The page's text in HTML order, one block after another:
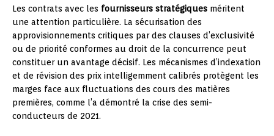
Les contrats avec les fournisseurs stratégiques méritent
une attention particulière. La sécurisation des
approvisionnements critiques par des clauses d’exclusivité
ou de priorité conformes au droit de la concurrence peut
constituer un avantage décisif. Les mécanismes d’indexation
et de révision des prix intelligemment calibrés protègent les
marges face aux fluctuations des cours des matières
premières, comme l’a démontré la crise des semi-
conducteurs de 2021.